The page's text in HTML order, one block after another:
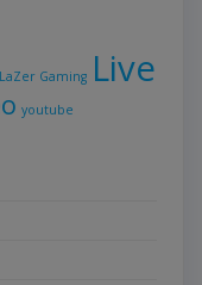
LaZer Gaming Live
youtube